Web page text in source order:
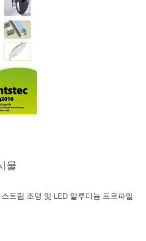
물
트립 조명 및 LED 알루미늄 프로파일